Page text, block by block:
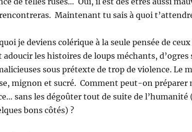
Maintenant tu sais à quoi
je deviens colérique à la seule pensée de
les histoires de loups méchants, d’ogres
sous prétexte de trop de violence. Le
mignon et sucré. Comment peut-on préparer
sans les dégoûter tout de suite de l’humanité
bons côtés) ?